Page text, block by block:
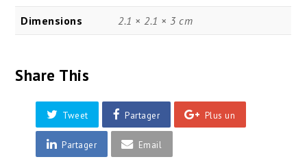
Dimensions 2.1 × 2.1 × 3 cm
Share This
Tweet Partager Plus un
Partager Email